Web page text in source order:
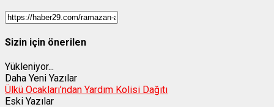
Sizin için önerilen
Yükleniyor...
Daha Yeni Yazılar
Ülkü Ocakları’ndan Yardım Kolisi Dağıtı
Eski Yazılar